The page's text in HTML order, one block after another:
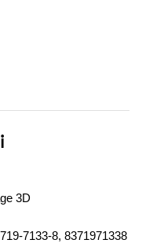
3D
7133-8, 8371971338